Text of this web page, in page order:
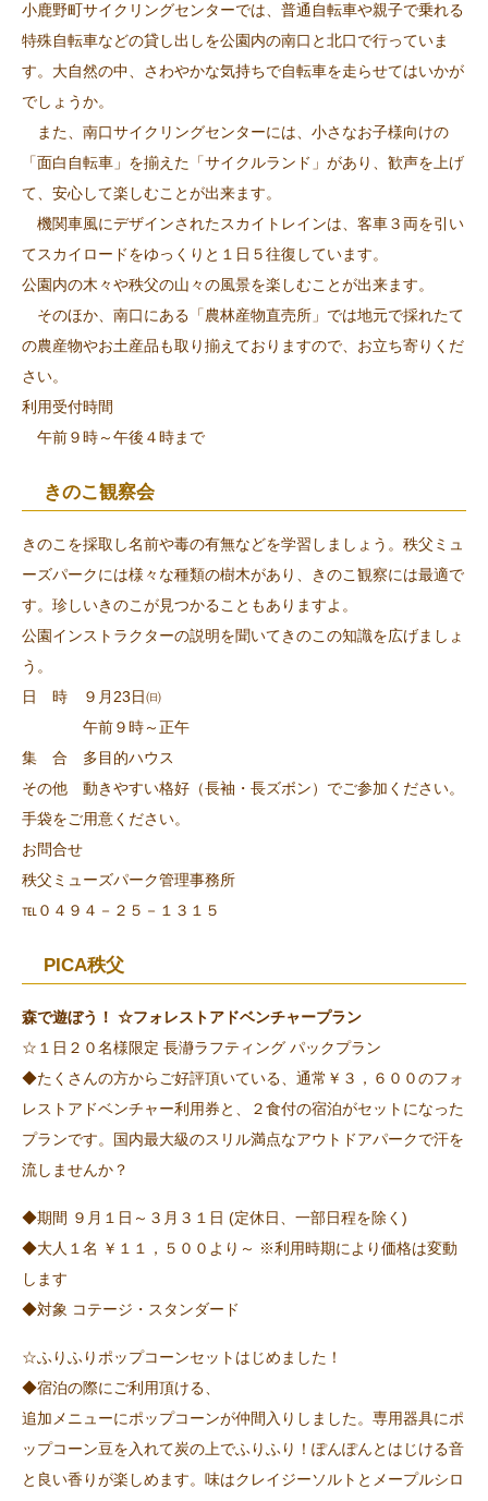
小鹿野町サイクリングセンターでは、普通自転車や親子で乗れる
特殊自転車などの貸し出しを公園内の南口と北口で行っていま
す。大自然の中、さわやかな気持ちで自転車を走らせてはいかが
でしょうか。
また、南口サイクリングセンターには、小さなお子様向けの
「面白自転車」を揃えた「サイクルランド」があり、歓声を上げ
て、安心して楽しむことが出来ます。
機関車風にデザインされたスカイトレインは、客車３両を引い
てスカイロードをゆっくりと１日５往復しています。
公園内の木々や秩父の山々の風景を楽しむことが出来ます。
そのほか、南口にある「農林産物直売所」では地元で採れたて
の農産物やお土産品も取り揃えておりますので、お立ち寄りくだ
さい。
利用受付時間
午前９時～午後４時まで
きのこ観察会
きのこを採取し名前や毒の有無などを学習しましょう。秩父ミュ
ーズパークには様々な種類の樹木があり、きのこ観察には最適で
す。珍しいきのこが見つかることもありますよ。
公園インストラクターの説明を聞いてきのこの知識を広げましょ
う。
日 時 ９月23日㈰
午前９時～正午
集 合 多目的ハウス
その他 動きやすい格好（長袖・長ズボン）でご参加ください。
手袋をご用意ください。
お問合せ
秩父ミューズパーク管理事務所
℡０４９４－２５－１３１５
PICA秩父
森で遊ぼう！ ☆フォレストアドベンチャープラン
☆１日２０名様限定 長瀞ラフティング パックプラン
◆たくさんの方からご好評頂いている、通常￥３，６００のフォ
レストアドベンチャー利用券と、２食付の宿泊がセットになった
プランです。国内最大級のスリル満点なアウトドアパークで汗を
流しませんか？
◆期間 ９月１日～３月３１日 (定休日、一部日程を除く)
◆大人１名 ￥１１，５００より～ ※利用時期により価格は変動
します
◆対象 コテージ・スタンダード
☆ふりふりポップコーンセットはじめました！
◆宿泊の際にご利用頂ける、
追加メニューにポップコーンが仲間入りしました。専用器具にポ
ップコーン豆を入れて炭の上でふりふり！ぽんぽんとはじける音
と良い香りが楽しめます。味はクレイジーソルトとメープルシロ